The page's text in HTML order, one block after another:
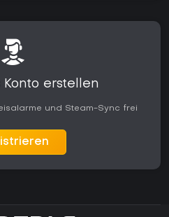
Konto erstellen
und Steam-Sync frei